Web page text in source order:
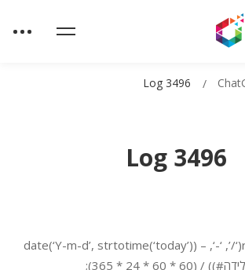
Log 3496
Log 3496
return str_replace(‘/’, ‘-‘, date(‘Y-m-d’, strtotime(‘today’)) –